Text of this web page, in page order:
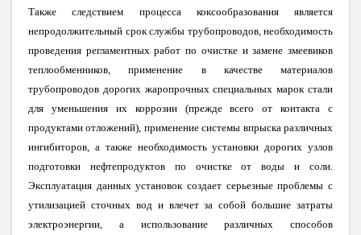
Также следствием процесса коксообразования является
непродолжительный срок службы трубопроводов, необходимость
проведения регламентных работ по очистке и замене змеевиков
теплообменников, применение в качестве материалов
трубопроводов дорогих жаропрочных специальных марок стали
для уменьшения их коррозии (прежде всего от контакта с
продуктами отложений), применение системы впрыска различных
ингибиторов, а также необходимость установки дорогих узлов
подготовки нефтепродуктов по очистке от воды и соли.
Эксплуатация данных установок создает серьезные проблемы с
утилизацией сточных вод и влечет за собой большие затраты
электроэнергии, а использование различных способов